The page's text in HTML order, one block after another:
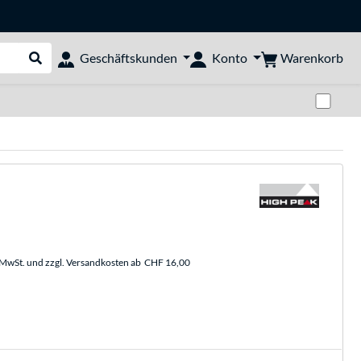
Suche durchführen
Geschäftskunden Konto Warenkorb
und zzgl. Versandkosten ab CHF 16,00